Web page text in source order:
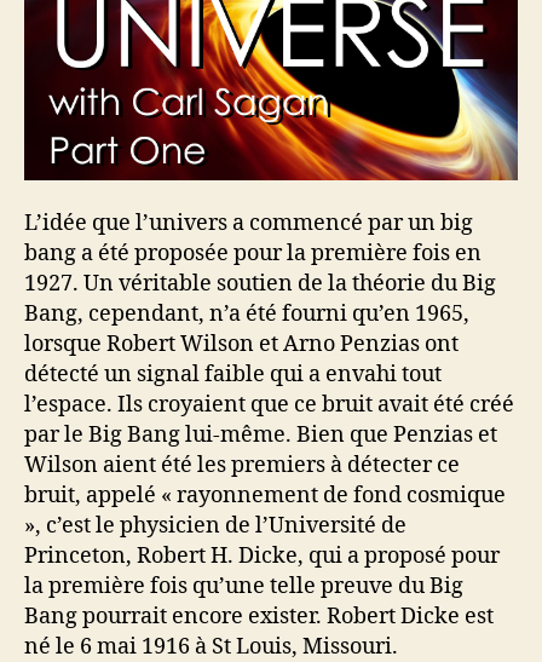
L’idée que l’univers a commencé par un big
bang a été proposée pour la première fois en
1927. Un véritable soutien de la théorie du Big
Bang, cependant, n’a été fourni qu’en 1965,
lorsque Robert Wilson et Arno Penzias ont
détecté un signal faible qui a envahi tout
l’espace. Ils croyaient que ce bruit avait été créé
par le Big Bang lui-même. Bien que Penzias et
Wilson aient été les premiers à détecter ce
bruit, appelé « rayonnement de fond cosmique
», c’est le physicien de l’Université de
Princeton, Robert H. Dicke, qui a proposé pour
la première fois qu’une telle preuve du Big
Bang pourrait encore exister. Robert Dicke est
né le 6 mai 1916 à St Louis, Missouri.